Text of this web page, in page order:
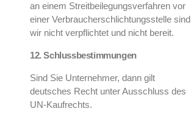
an einem Streitbeilegungsverfahren vor
einer Verbraucherschlichtungsstelle sind
wir nicht verpflichtet und nicht bereit.
12. Schlussbestimmungen
Sind Sie Unternehmer, dann gilt
deutsches Recht unter Ausschluss des
UN-Kaufrechts.